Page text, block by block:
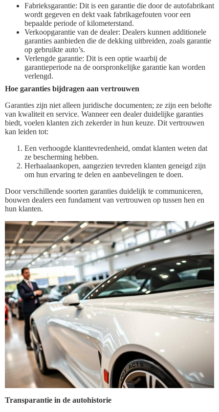
Fabrieksgarantie: Dit is een garantie die door de autofabrikant
wordt gegeven en dekt vaak fabrikagefouten voor een
bepaalde periode of kilometerstand.
Verkoopgarantie van de dealer: Dealers kunnen additionele
garanties aanbieden die de dekking uitbreiden, zoals garantie
op gebruikte auto’s.
Verlengde garantie: Dit is een optie waarbij de
garantieperiode na de oorspronkelijke garantie kan worden
verlengd.
Hoe garanties bijdragen aan vertrouwen
Garanties zijn niet alleen juridische documenten; ze zijn een belofte
van kwaliteit en service. Wanneer een dealer duidelijke garanties
biedt, voelen klanten zich zekerder in hun keuze. Dit vertrouwen
kan leiden tot:
Een verhoogde klanttevredenheid, omdat klanten weten dat
ze bescherming hebben.
Herhaalaankopen, aangezien tevreden klanten geneigd zijn
om hun ervaring te delen en aanbevelingen te doen.
Door verschillende soorten garanties duidelijk te communiceren,
bouwen dealers een fundament van vertrouwen op tussen hen en
hun klanten.
Transparantie in de autohistorie